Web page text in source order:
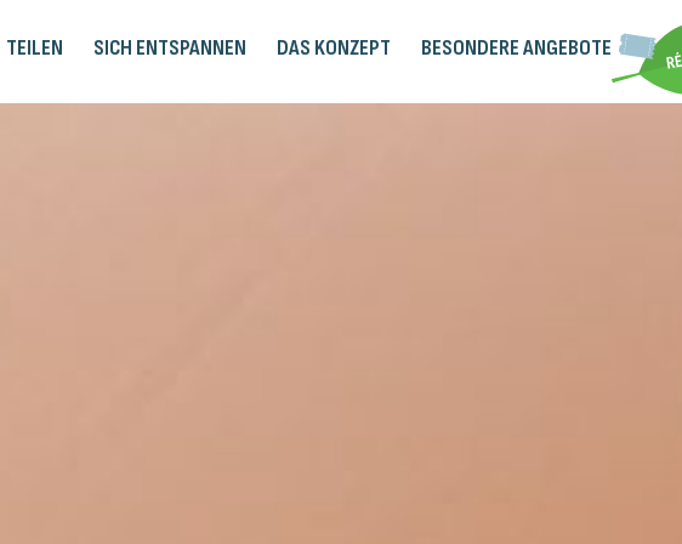
TEILEN SICH ENTSPANNEN DAS KONZEPT BESONDERE ANGEBOTE